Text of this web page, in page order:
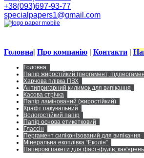
+38(093)697-93-77
specialpapers1@gmail.com
Головна| Про компанію | Контакти |
Головна
Папір жиростійкий (пергамент,
Харчова плівка ПВХ
Антипригарний килимок для випікання
Касова стрічка
Папір ламінований (жиростійкий)
Крафт пакувальний
Вологостійкий папір
Папір основа етикетковий
Глассін
Пергамент силіконізований для випікання
Мінеральна екоплівка “Еколін”
Паперові пакети для фаст-фудів,